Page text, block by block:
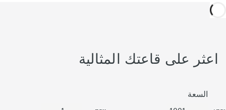
اعثر على قاعتك المثالية
السعة